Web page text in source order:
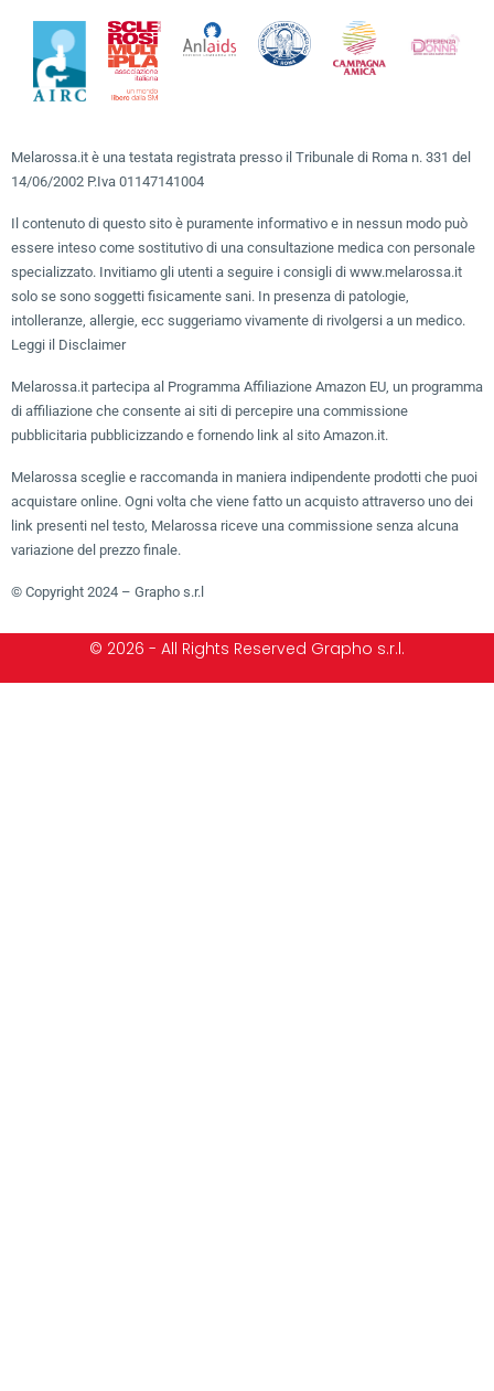
Melarossa.it è una testata registrata presso il Tribunale di Roma n. 331 del
14/06/2002 P.Iva 01147141004
Il contenuto di questo sito è puramente informativo e in nessun modo può
essere inteso come sostitutivo di una consultazione medica con personale
specializzato. Invitiamo gli utenti a seguire i consigli di www.melarossa.it
solo se sono soggetti fisicamente sani. In presenza di patologie,
intolleranze, allergie, ecc suggeriamo vivamente di rivolgersi a un medico.
Leggi il Disclaimer
Melarossa.it partecipa al Programma Affiliazione Amazon EU, un programma
di affiliazione che consente ai siti di percepire una commissione
pubblicitaria pubblicizzando e fornendo link al sito Amazon.it.
Melarossa sceglie e raccomanda in maniera indipendente prodotti che puoi
acquistare online. Ogni volta che viene fatto un acquisto attraverso uno dei
link presenti nel testo, Melarossa riceve una commissione senza alcuna
variazione del prezzo finale.
© Copyright 2024 – Grapho s.r.l
© 2026 - All Rights Reserved Grapho s.r.l.